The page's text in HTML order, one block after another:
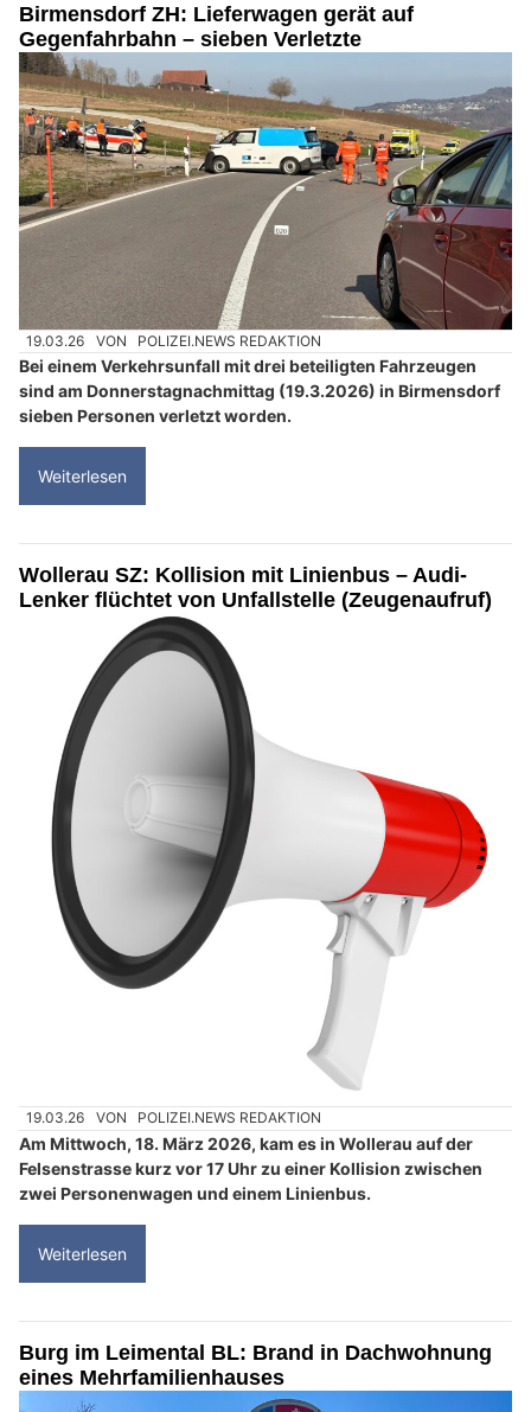
Birmensdorf ZH: Lieferwagen gerät auf
Gegenfahrbahn – sieben Verletzte
19.03.26 VON POLIZEI.NEWS REDAKTION
Bei einem Verkehrsunfall mit drei beteiligten Fahrzeugen
sind am Donnerstagnachmittag (19.3.2026) in Birmensdorf
sieben Personen verletzt worden.
Weiterlesen
Wollerau SZ: Kollision mit Linienbus – Audi-
Lenker flüchtet von Unfallstelle (Zeugenaufruf)
19.03.26 VON POLIZEI.NEWS REDAKTION
Am Mittwoch, 18. März 2026, kam es in Wollerau auf der
Felsenstrasse kurz vor 17 Uhr zu einer Kollision zwischen
zwei Personenwagen und einem Linienbus.
Weiterlesen
Burg im Leimental BL: Brand in Dachwohnung
eines Mehrfamilienhauses